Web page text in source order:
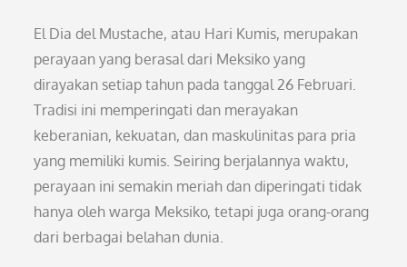
El Dia del Mustache, atau Hari Kumis, merupakan
perayaan yang berasal dari Meksiko yang
dirayakan setiap tahun pada tanggal 26 Februari.
Tradisi ini memperingati dan merayakan
keberanian, kekuatan, dan maskulinitas para pria
yang memiliki kumis. Seiring berjalannya waktu,
perayaan ini semakin meriah dan diperingati tidak
hanya oleh warga Meksiko, tetapi juga orang-orang
dari berbagai belahan dunia.